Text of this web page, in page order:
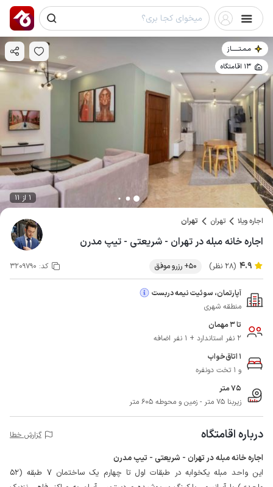
مـمـتــــــاز
13 اقامتگاه
1 از 11
اجاره ویلا تهران تهران
اجاره خانه مبله در تهران - شریعتی - تیپ مدرن
4.9 (28 نظر) 50+ رزرو موفق کد: 3209790
آپارتمان، سوئیت نیمه دربست
منطقه شهری
تا 3 مهمان
2 نفر استاندارد + 1 نفر اضافه
1 اتاق‌خواب
و 1 تخت دونفره
75 متر
زیربنا 75 متر - زمین و محوطه 605 متر
درباره اقامتگاه گزارش خطا
اجاره خانه مبله در تهران - شریعتی - تیپ مدرن
این واحد مبله یکخوابه در طبقات اول تا چهارم یک ساختمان 7 طبقه (52